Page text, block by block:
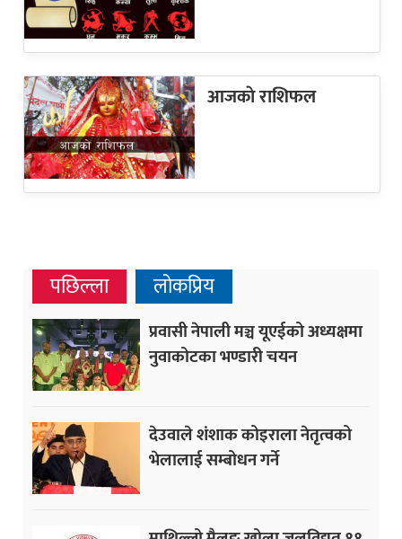
आजकाे राशिफल
पछिल्ला लोकप्रिय
प्रवासी नेपाली मञ्च यूएईको अध्यक्षमा
नुवाकोटका भण्डारी चयन
देउवाले शंशाक कोइराला नेतृत्वको
भेलालाई सम्बोधन गर्ने